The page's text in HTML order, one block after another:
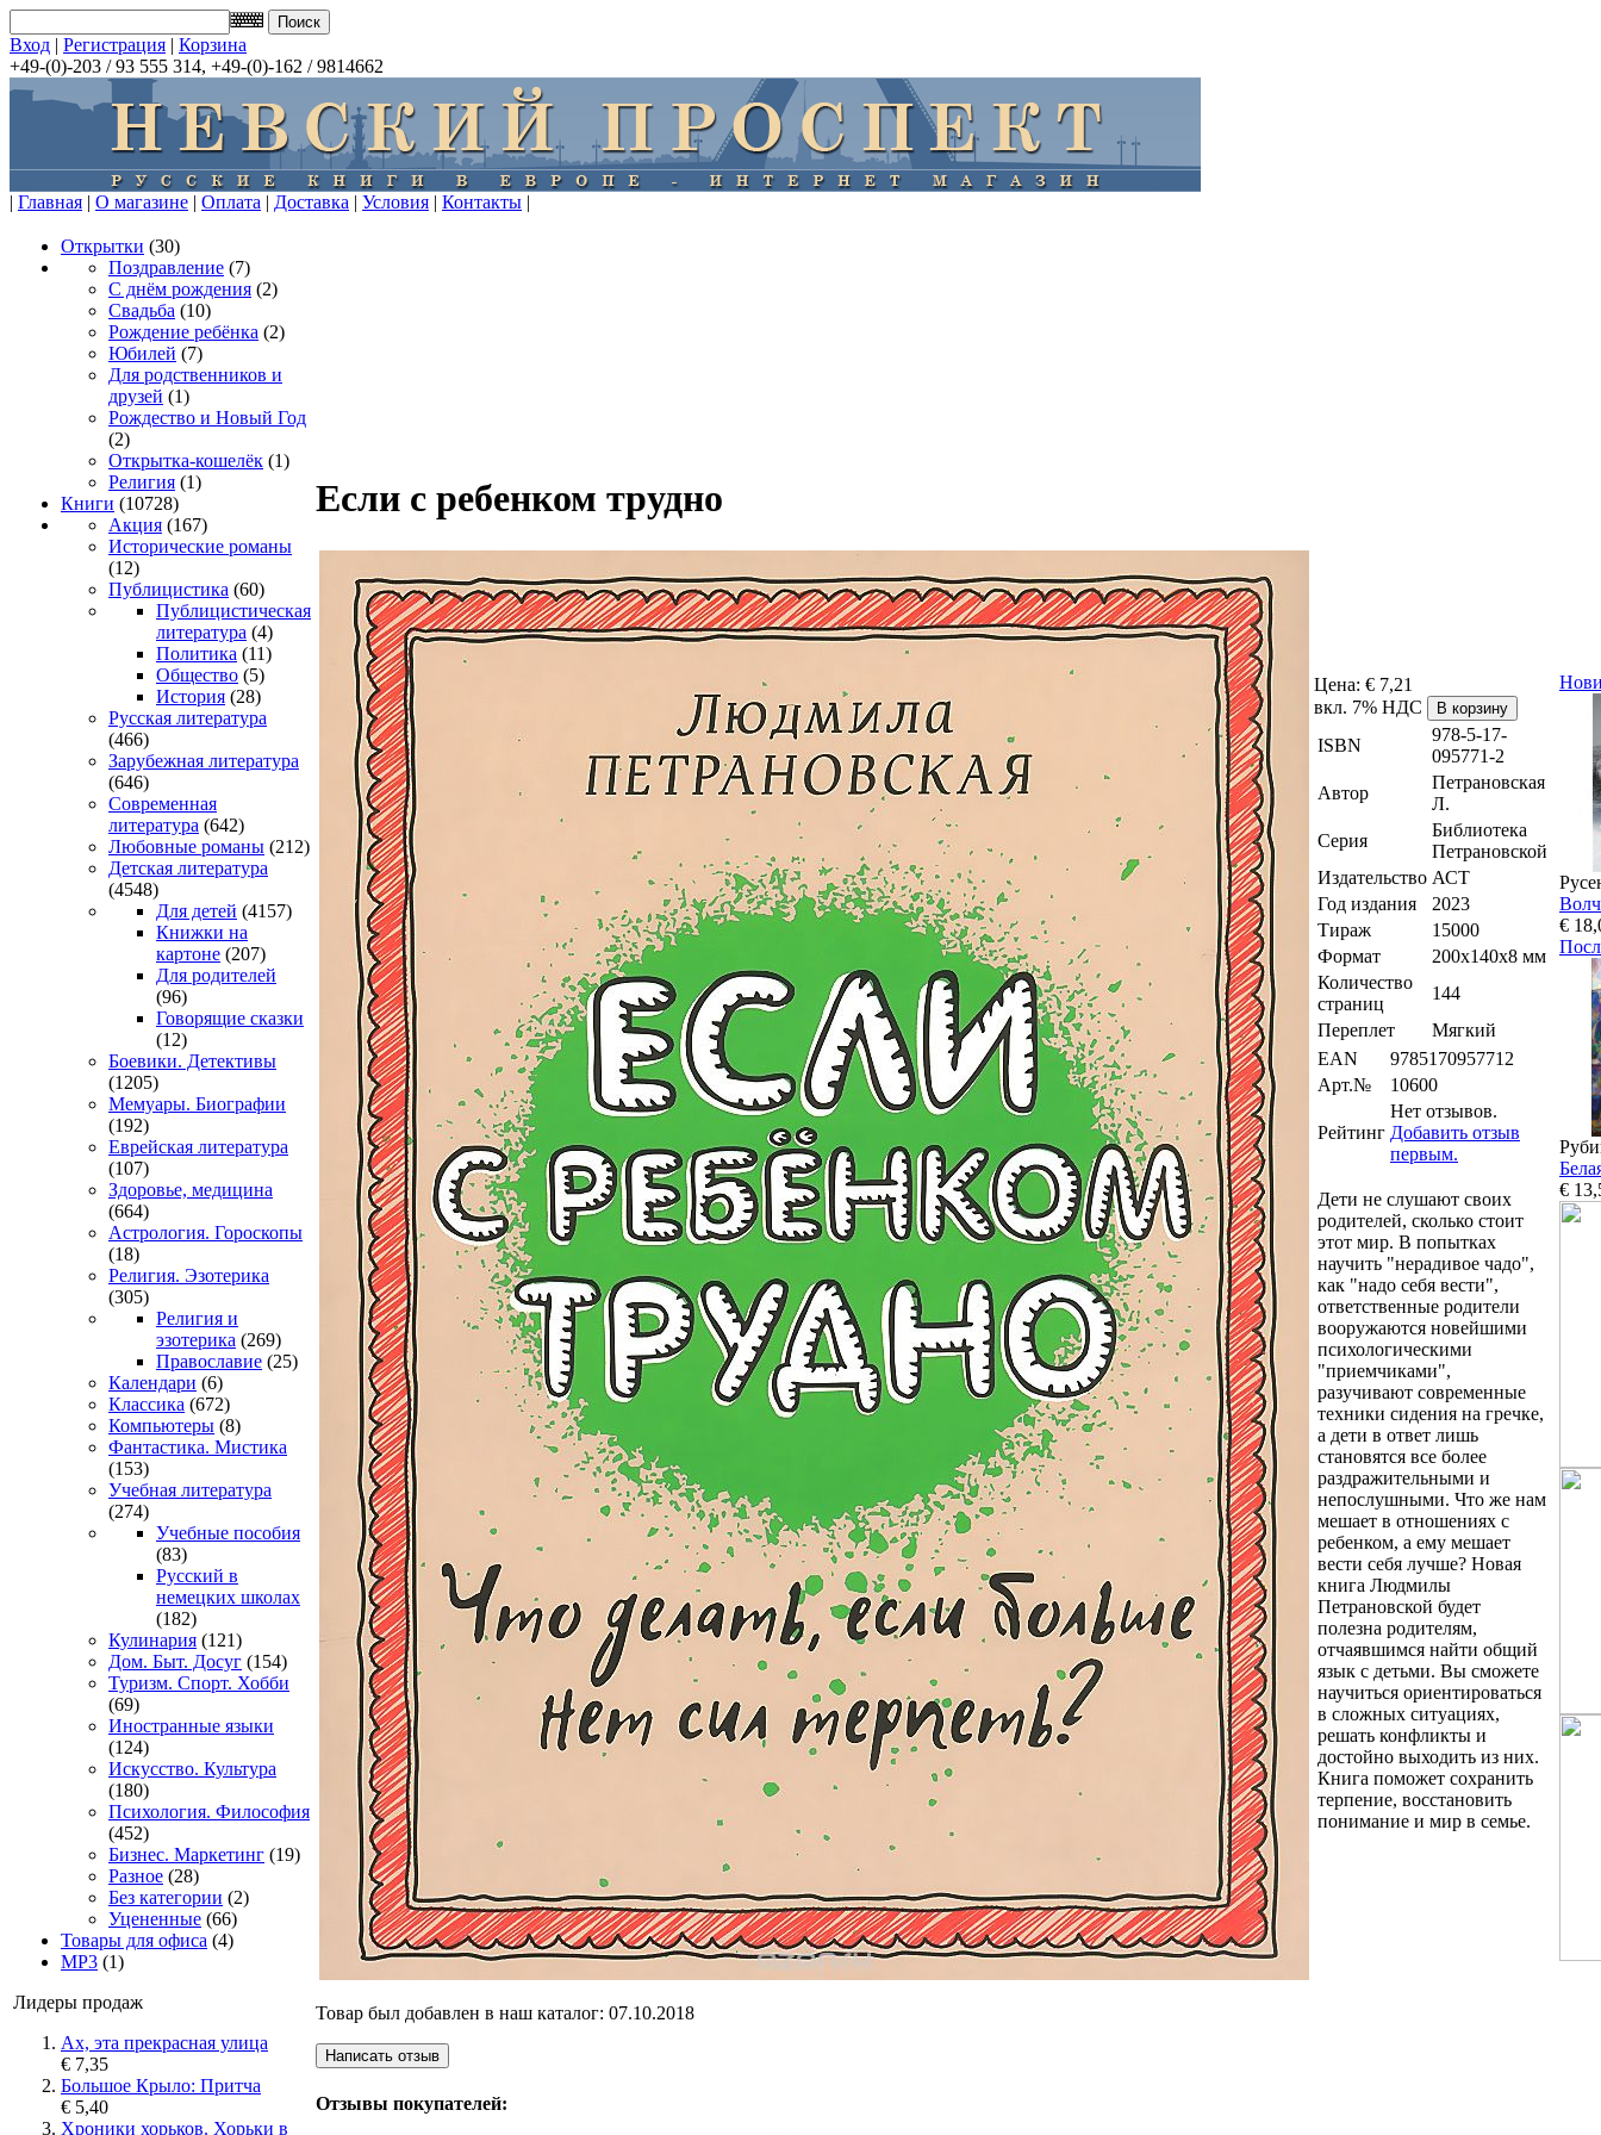
Вход | Регистрация | Корзина
+49-(0)-203 / 93 555 314, +49-(0)-162 / 9814662
| Главная | О магазине | Оплата | Доставка | Условия | Контакты |
Открытки (30)
Поздравление (7)
С днём рождения (2)
Свадьба (10)
Рождение ребёнка (2)
Юбилей (7)
Для родственников и
друзей (1)
Рождество и Новый Год
(2)
Открытка-кошелёк (1)
Религия (1)
Книги (10728)
Акция (167)
Исторические романы
(12)
Публицистика (60)
Публицистическая
литература (4)
Политика (11)
Общество (5)
История (28)
Русская литература
(466)
Зарубежная литература
(646)
Современная
литература (642)
Любовные романы (212)
Детская литература
(4548)
Для детей (4157)
Книжки на
картоне (207)
Для родителей
(96)
Говорящие сказки
(12)
Боевики. Детективы
(1205)
Мемуары. Биографии
(192)
Еврейская литература
(107)
Здоровье, медицина
(664)
Астрология. Гороскопы
(18)
Религия. Эзотерика
(305)
Религия и
эзотерика (269)
Православие (25)
Календари (6)
Классика (672)
Компьютеры (8)
Фантастика. Мистика
(153)
Учебная литература
(274)
Учебные пособия
(83)
Русский в
немецких школах
(182)
Кулинария (121)
Дом. Быт. Досуг (154)
Туризм. Спорт. Хобби
(69)
Иностранные языки
(124)
Искусство. Культура
(180)
Психология. Философия
(452)
Бизнес. Маркетинг (19)
Разное (28)
Без категории (2)
Уцененные (66)
Товары для офиса (4)
MP3 (1)
Лидеры продаж
Ах, эта прекрасная улица
€ 7,35
Большое Крыло: Притча
€ 5,40
Хроники хорьков. Хорьки в
Если с ребенком трудно
Цена: € 7,21
вкл. 7% НДС
ISBN
978-5-17-
095771-2
Автор
Петрановская
Л.
Серия
Библиотека
Петрановской
Издательство АСТ
Год издания
2023
Тираж
15000
Формат
200x140x8 мм
Количество
страниц
144
Переплет
Мягкий
EAN
9785170957712
Арт.№
10600
Рейтинг
Нет отзывов.
Добавить отзыв
первым.
Дети не слушают своих
родителей, сколько стоит
этот мир. В попытках
научить "нерадивое чадо",
как "надо себя вести",
ответственные родители
вооружаются новейшими
психологическими
"приемчиками",
разучивают современные
техники сидения на гречке,
а дети в ответ лишь
становятся все более
раздражительными и
непослушными. Что же нам
мешает в отношениях с
ребенком, а ему мешает
вести себя лучше? Новая
книга Людмилы
Петрановской будет
полезна родителям,
отчаявшимся найти общий
язык с детьми. Вы сможете
научиться ориентироваться
в сложных ситуациях,
решать конфликты и
достойно выходить из них.
Книга поможет сохранить
терпение, восстановить
понимание и мир в семье.
Товар был добавлен в наш каталог: 07.10.2018
Отзывы покупателей:
€
€